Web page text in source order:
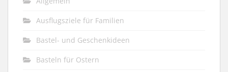
Ausflugsziele für Familien
Bastel- und Geschenkideen
Basteln für Ostern